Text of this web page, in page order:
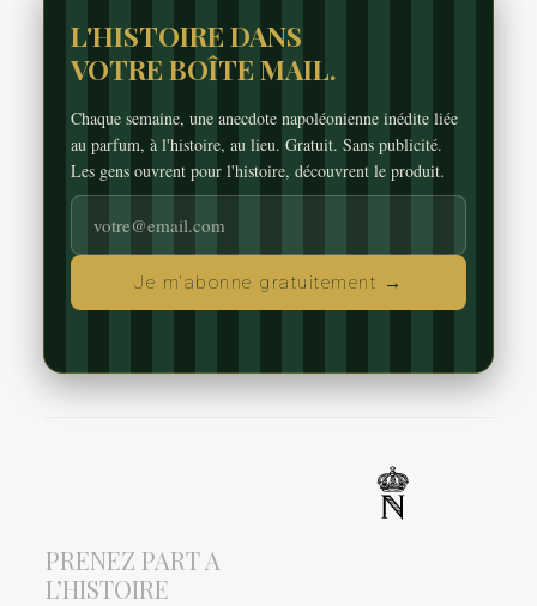
L'HISTOIRE DANS
VOTRE BOÎTE MAIL.
Chaque semaine, une anecdote napoléonienne inédite liée
au parfum, à l'histoire, au lieu. Gratuit. Sans publicité.
Les gens ouvrent pour l'histoire, découvrent le produit.
Je m'abonne gratuitement →
PRENEZ PART A
L’HISTOIRE